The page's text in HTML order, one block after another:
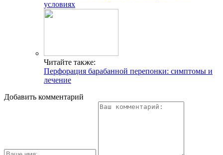
условиях
Читайте также:
Перфорация барабанной перепонки: симптомы и
лечение
Добавить комментарий